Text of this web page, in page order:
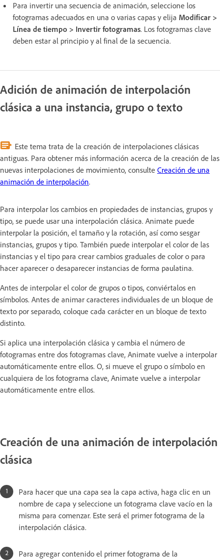
Para invertir una secuencia de animación, seleccione los
fotogramas adecuados en una o varias capas y elija Modificar >
Línea de tiempo > Invertir fotogramas. Los fotogramas clave
deben estar al principio y al final de la secuencia.
Adición de animación de interpolación
clásica a una instancia, grupo o texto
Este tema trata de la creación de interpolaciones clásicas
antiguas. Para obtener más información acerca de la creación de las
nuevas interpolaciones de movimiento, consulte Creación de una
animación de interpolación.
Para interpolar los cambios en propiedades de instancias, grupos y
tipo, se puede usar una interpolación clásica. Animate puede
interpolar la posición, el tamaño y la rotación, así como sesgar
instancias, grupos y tipo. También puede interpolar el color de las
instancias y el tipo para crear cambios graduales de color o para
hacer aparecer o desaparecer instancias de forma paulatina.
Antes de interpolar el color de grupos o tipos, conviértalos en
símbolos. Antes de animar caracteres individuales de un bloque de
texto por separado, coloque cada carácter en un bloque de texto
distinto.
Si aplica una interpolación clásica y cambia el número de
fotogramas entre dos fotogramas clave, Animate vuelve a interpolar
automáticamente entre ellos. O, si mueve el grupo o símbolo en
cualquiera de los fotograma clave, Animate vuelve a interpolar
automáticamente entre ellos.
Creación de una animación de interpolación
clásica
Para hacer que una capa sea la capa activa, haga clic en un
nombre de capa y seleccione un fotograma clave vacío en la
misma para comenzar. Este será el primer fotograma de la
interpolación clásica.
Para agregar contenido el primer fotograma de la